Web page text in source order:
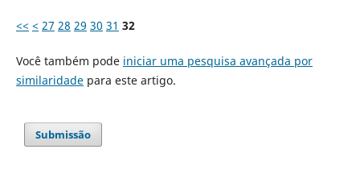
<< < 27 28 29 30 31 32
Você também pode iniciar uma pesquisa avançada por
similaridadepara este artigo.
Submissão